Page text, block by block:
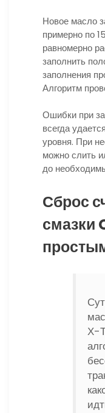
Новое масло
примерно по
равномерно
заполнить
заполнения
Алгоритм
Ошибки при
всегда
уровня. При
можно слить
до
Сброс
смазки
Х-